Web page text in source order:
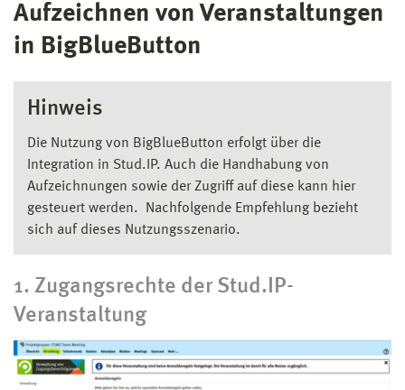
Aufzeichnen von Veranstaltungen
in BigBlueButton
Hinweis
Die Nutzung von BigBlueButton erfolgt über die
Integration in Stud.IP. Auch die Handhabung von
Aufzeichnungen sowie der Zugriff auf diese kann hier
gesteuert werden. Nachfolgende Empfehlung bezieht
sich auf dieses Nutzungsszenario.
1. Zugangsrechte der Stud.IP-
Veranstaltung